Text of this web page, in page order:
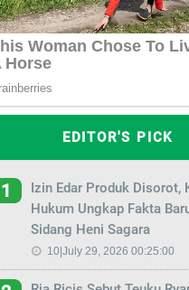
EDITOR'S PICK
1
Izin Edar Produk Disorot,
Hukum Ungkap Fakta
Sidang Heni Sagara
10|July 29, 2026 00:25:00